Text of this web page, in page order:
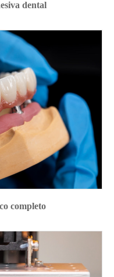
dental
completo